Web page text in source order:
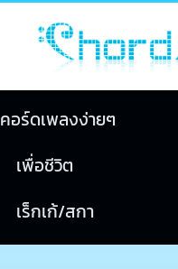
คอร์ดเพลงง่ายๆ
เพื่อชีวิต
เร็กเก้/สกา